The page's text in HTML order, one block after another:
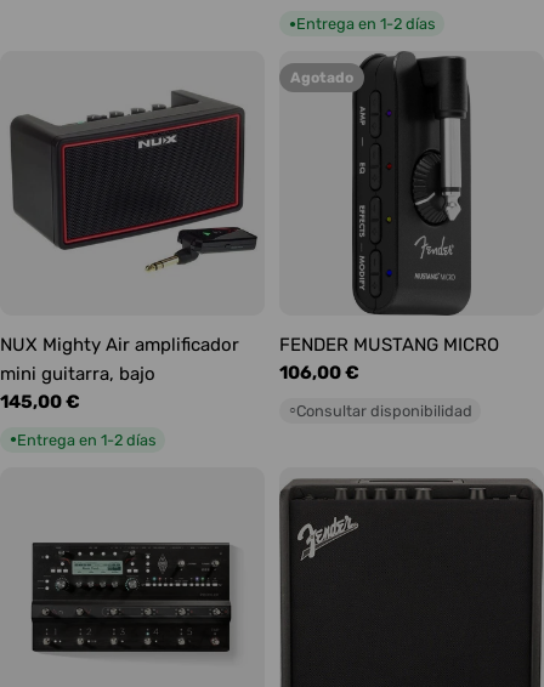
habitual
●Entrega en 1-2 días
NUX Mighty Air amplificador
mini guitarra, bajo
Precio
145,00 €
●Entrega en 1-2 días
Agotado
FENDER MUSTANG MICRO
Precio
106,00 €
○Consultar disponibilidad